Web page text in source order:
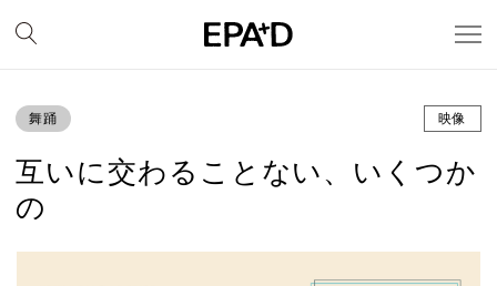
舞踊 映像
互いに交わることない、いくつか
の